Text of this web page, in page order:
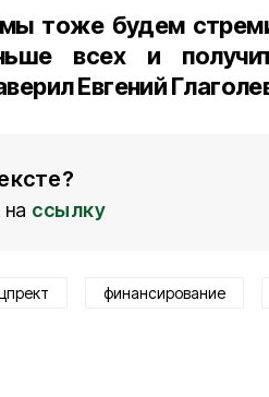
тоже будем
всех и
Евгений
ссылку
финансирование